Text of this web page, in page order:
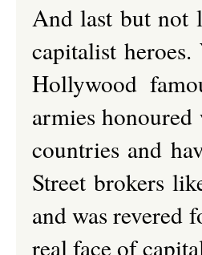
And last but not
capitalist
Hollywood
armies
countries and
Street brokers
and was revered
real face of